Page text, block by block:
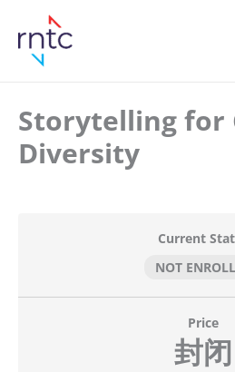
Storytelling for
Diversity
Current
NOT
Price
封闭